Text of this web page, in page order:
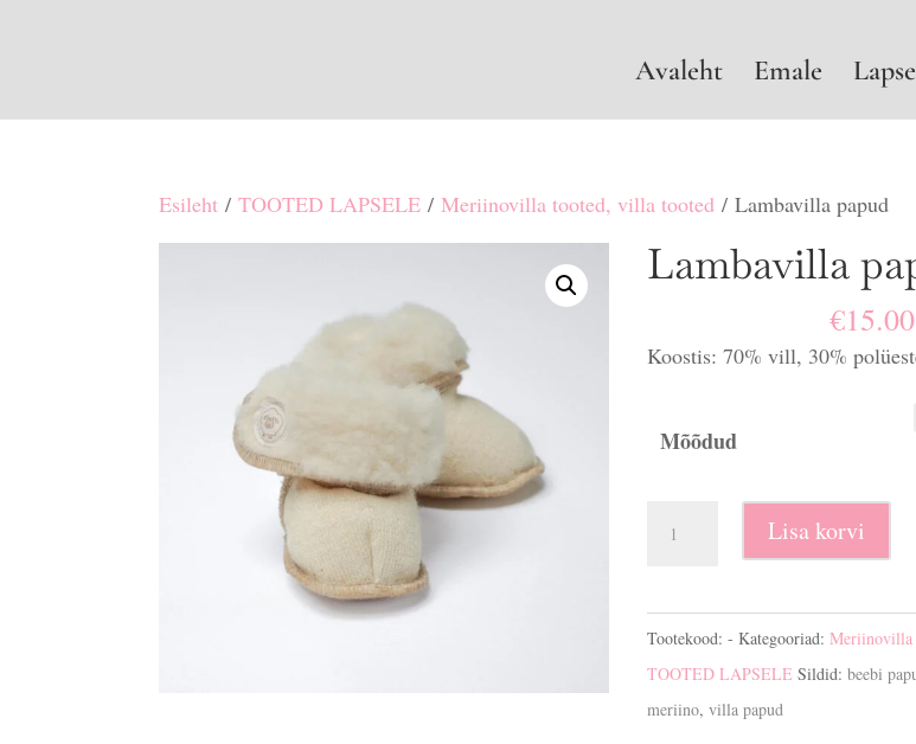
Avaleht Emale
Esileht /TOOTED LAPSELE /Meriinovilla tooted, villa tooted / Lambavilla papud
Lambavilla
€15.00
Koostis: 70% vill, 30%
Mõõdud
Lisa korvi
Tootekood:- Kategooriad:Meriinovilla
TOOTED LAPSELE Sildid:beebi
meriino,villa papud